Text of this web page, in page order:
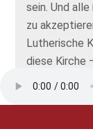
sein. Und
zu
Lutherische
diese Kirche
F:Das
ins